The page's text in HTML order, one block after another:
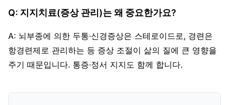
Q: 지지치료(증상 관리)는 왜 중요한가요?
A: 뇌부종에 의한 두통·신경증상은 스테로이드로, 경련은
항경련제로 관리하는 등 증상 조절이 삶의 질에 큰 영향을
주기 때문입니다. 통증·정서 지지도 함께 합니다.